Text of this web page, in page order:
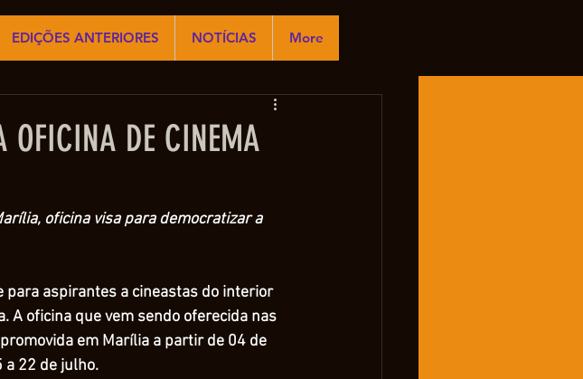
EDIÇÕES ANTERIORES NOTÍCIAS More
OFICINA DE CINEMA
oficina visa para democratizar a
aspirantes a cineastas do interior
A oficina que vem sendo oferecida nas
em Marília a partir de 04 de
a 22 de julho.